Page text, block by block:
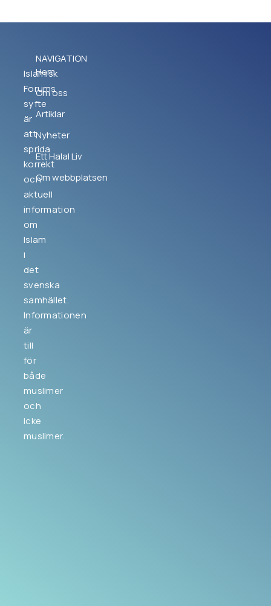
Islamisk
Forums
syfte
är
att
sprida
korrekt
och
aktuell
information
om
Islam
i
det
svenska
samhället.
Informationen
är
till
för
både
muslimer
och
icke
muslimer.
NAVIGATION
Hem
Om oss
Artiklar
Nyheter
Ett Halal Liv
Om webbplatsen